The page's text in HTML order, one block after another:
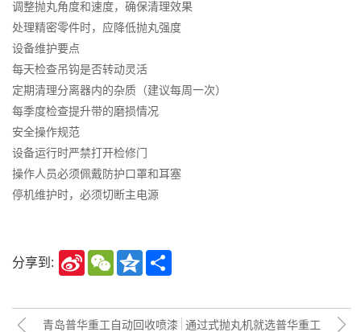
调整抛丸角度和速度，确保清理效果
处理精密零件时，应降低抛丸强度
设备维护要点
每天检查吊钩是否转动灵活
定期清理分离器内的杂质（建议每周一次）
每季度检查提升带的磨损情况
安全操作规范
设备运行时严禁打开检修门
操作人员必须佩戴防护口罩和耳塞
停机维护时，必须切断主电源
分享到:
Sina
Weibo
WeChatQzone
青岛普华重工自动回收喷漆 通过式抛丸机就选普华重工